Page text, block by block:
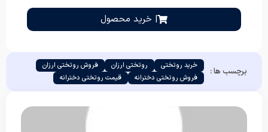
| خرید محصول
برچسب ها : خرید روتختی روتختی ارزان
فروش روتختی ارزان
فروش روتختی دخترانه
قیمت روتختی دخترانه